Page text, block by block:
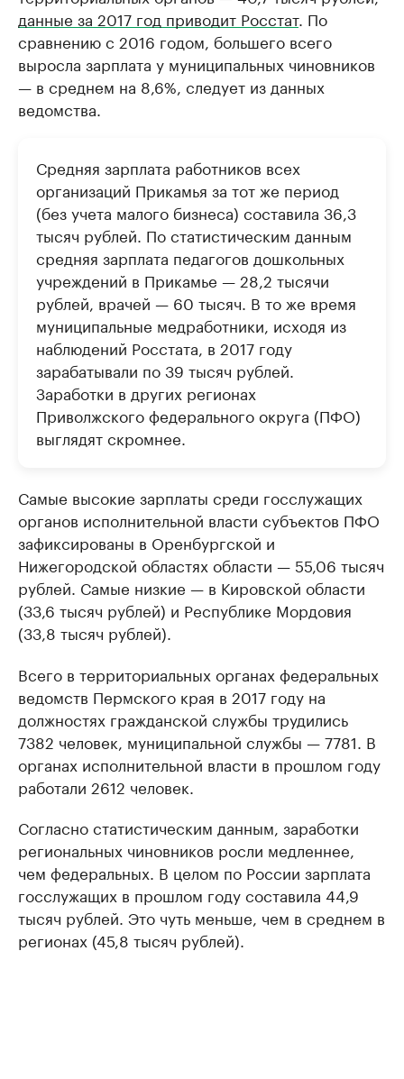
данные за 2017 год приводит Росстат. По
сравнению с 2016 годом, большего всего
выросла зарплата у муниципальных чиновников
— в среднем на 8,6%, следует из данных
ведомства.
Средняя зарплата работников всех
организаций Прикамья за тот же период
(без учета малого бизнеса) составила 36,3
тысяч рублей. По статистическим данным
средняя зарплата педагогов дошкольных
учреждений в Прикамье — 28,2 тысячи
рублей, врачей — 60 тысяч. В то же время
муниципальные медработники, исходя из
наблюдений Росстата, в 2017 году
зарабатывали по 39 тысяч рублей.
Заработки в других регионах
Приволжского федерального округа (ПФО)
выглядят ​скромнее.
Самые высокие зарплаты среди госслужащих
органов исполнительной власти субъектов ПФО
зафиксированы в Оренбургской и
Нижегородской областях области — 55,06 тысяч
рублей. Самые низкие — в Кировской области
(33,6 тысяч рублей) и Республике Мордовия
(33,8 тысяч рублей).
Всего в территориальных органах федеральных
ведомств Пермского края в 2017 году на
должностях гражданской службы трудились
7382 человек, муниципальной службы — 7781. В
органах исполнительной власти в прошлом году
работали 2612 человек.
Согласно статистическим данным, заработки
региональных чиновников росли медленнее,
чем федеральных. В целом по России зарплата
госслужащих в прошлом году составила 44,9
тысяч рублей. Это чуть меньше, чем в среднем в
регионах (45,8 тысяч рублей).